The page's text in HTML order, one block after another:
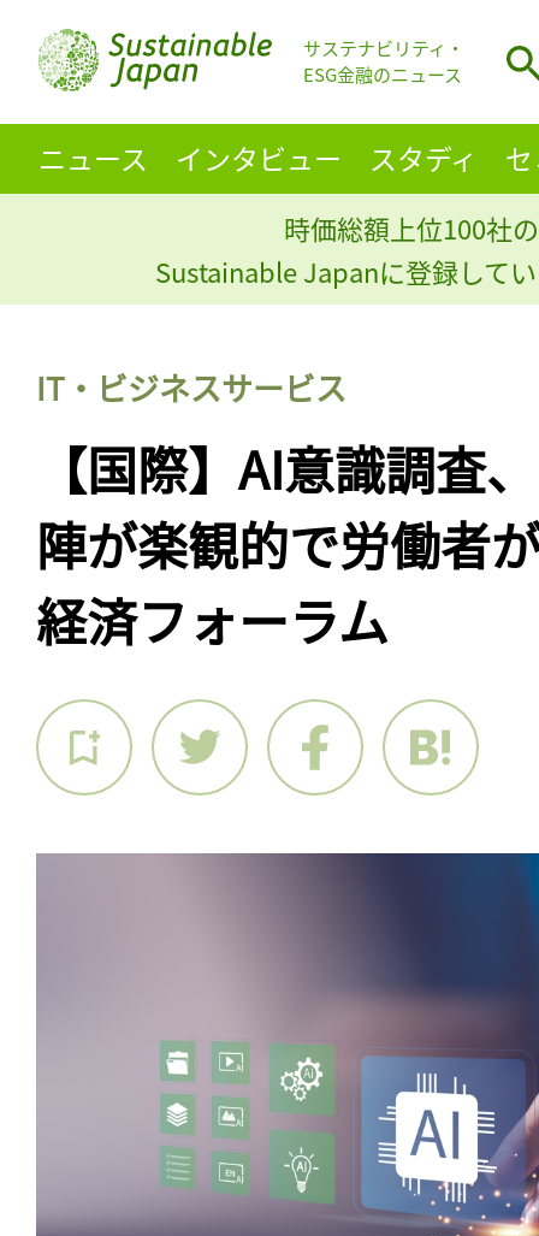
サステナビリティ・
ESG金融のニュース
ニュース インタビュー スタディ
時価総額上位100社
Sustainable Japanに登録して
IT・ビジネスサービス
【国際】AI意識調査
陣が楽観的で労働者
経済フォーラム